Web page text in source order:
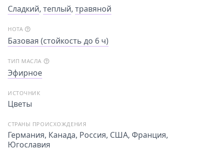
Сладкий, теплый, травяной
НОТА
Базовая (стойкость до 6 ч)
ТИП МАСЛА
Эфирное
ИСТОЧНИК
Цветы
СТРАНЫ ПРОИСХОЖДЕНИЯ
Германия, Канада, Россия, США, Франция,
Югославия